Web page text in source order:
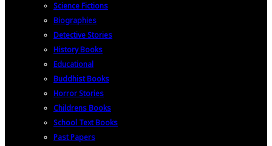
Science Fictions
Biographies
Detective Stories
History Books
Educational
Buddhist Books
Horror Stories
Childrens Books
School Text Books
Past Papers